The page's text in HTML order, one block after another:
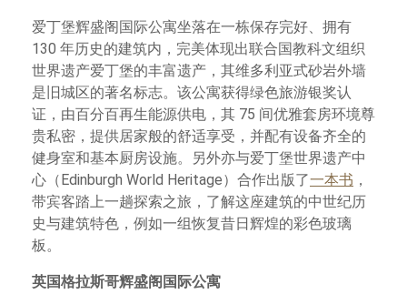
爱丁堡辉盛阁国际公寓坐落在一栋保存完好、拥有
130 年历史的建筑内，完美体现出联合国教科文组织
世界遗产爱丁堡的丰富遗产，其维多利亚式砂岩外墙
是旧城区的著名标志。该公寓获得绿色旅游银奖认
证，由百分百再生能源供电，其 75 间优雅套房环境尊
贵私密，提供居家般的舒适享受，并配有设备齐全的
健身室和基本厨房设施。另外亦与爱丁堡世界遗产中
心（Edinburgh World Heritage）合作出版了一本书 ，
带宾客踏上一趟探索之旅，了解这座建筑的中世纪历
史与建筑特色，例如一组恢复昔日辉煌的彩色玻璃
板。
英国格拉斯哥辉盛阁国际公寓